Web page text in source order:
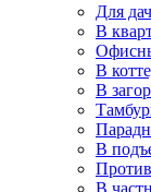
Для
В
В
В
В
В